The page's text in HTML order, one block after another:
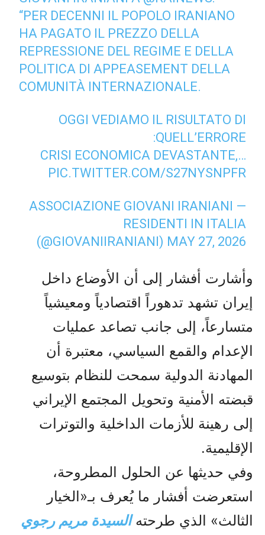
“PER DECENNI IL POPOLO IRANIANO
HA PAGATO IL PREZZO DELLA
REPRESSIONE DEL REGIME E DELLA
POLITICA DI APPEASEMENT DELLA
COMUNITÀ INTERNAZIONALE.
OGGI VEDIAMO IL RISULTATO DI
QUELL’ERRORE:
CRISI ECONOMICA DEVASTANTE,…
PIC.TWITTER.COM/S27NYSNPFR
— ASSOCIAZIONE GIOVANI IRANIANI
RESIDENTI IN ITALIA
(@GIOVANIIRANIANI) MAY 27, 2026
وأشارت أفشار إلى أن الأوضاع داخل
إيران تشهد تدهوراً اقتصادياً ومعيشياً
متسارعاً، إلى جانب تصاعد عمليات
الإعدام والقمع السياسي، معتبرة أن
المهادنة الدولية سمحت للنظام بتوسيع
قبضته الأمنية وتحويل المجتمع الإيراني
إلى رهينة للأزمات الداخلية والتوترات
الإقليمية.
وفي حديثها عن الحلول المطروحة،
استعرضت أفشار ما يُعرف بـ«الخيار
الثالث» الذي طرحتهالسیدة مريم رجوي